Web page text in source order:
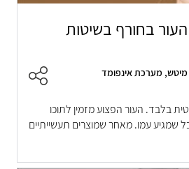
בחורף בשיטות
מערכת אינפומד
בלבד. העור הפצוע מזמין לתוכו
שמגיע עמו. מאחר שמוצרים תעשייתיים